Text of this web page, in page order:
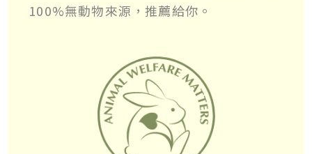
100%無動物來源，推薦給你。